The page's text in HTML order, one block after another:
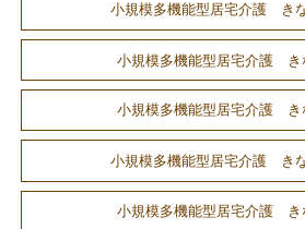
小規模多機能型居宅介護 き
小規模多機能型居宅介護 き
小規模多機能型居宅介護 き
小規模多機能型居宅介護 き
小規模多機能型居宅介護 き